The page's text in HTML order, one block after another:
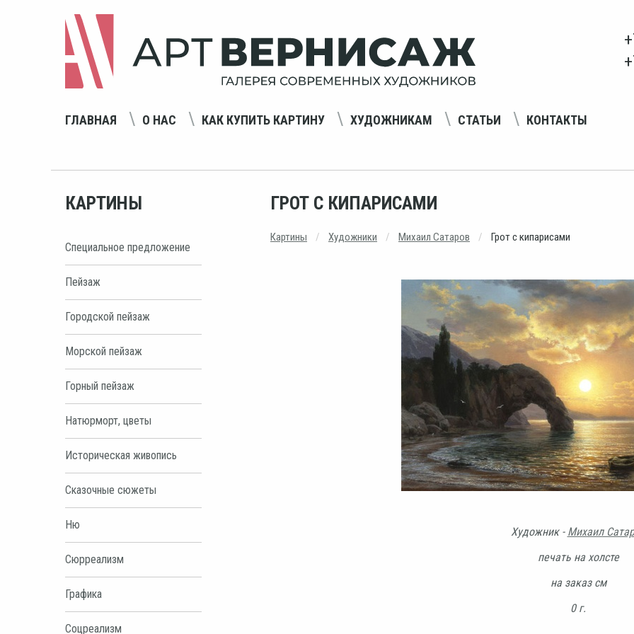
ГЛАВНАЯ О НАС КАК КУПИТЬ КАРТИНУ ХУДОЖНИКАМ СТАТЬИ КОНТАКТЫ
КАРТИНЫ
Специальное предложение
Пейзаж
Городской пейзаж
Морской пейзаж
Горный пейзаж
Натюрморт, цветы
Историческая живопись
Сказочные сюжеты
Ню
Сюрреализм
Графика
Соцреализм
ГРОТ С КИПАРИСАМИ
Картины Художники Михаил Сатаров Грот с кипарисами
Художник - Михаил
печать на холсте
на заказ см
0 г.